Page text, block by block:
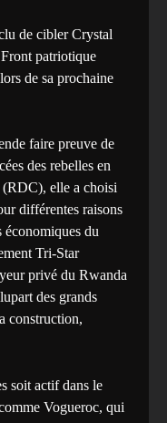
de cibler Crystal
patriotique
de sa prochaine
faire preuve de
des rebelles en
elle a choisi
différentes raisons
économiques du
Tri-Star
privé du Rwanda
des grands
construction,
soit actif dans le
Vogueroc, qui